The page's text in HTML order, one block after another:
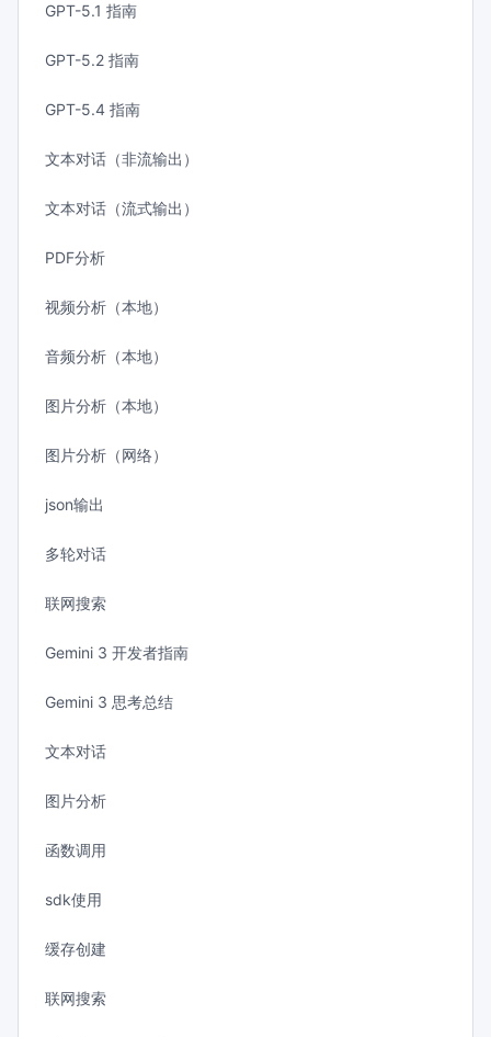
GPT-5.1 指南
GPT-5.2 指南
GPT-5.4 指南
文本对话（非流输出）
文本对话（流式输出）
PDF分析
视频分析（本地）
音频分析（本地）
图片分析（本地）
图片分析（网络）
json输出
多轮对话
联网搜索
Gemini 3 开发者指南
Gemini 3 思考总结
文本对话
图片分析
函数调用
sdk使用
缓存创建
联网搜索